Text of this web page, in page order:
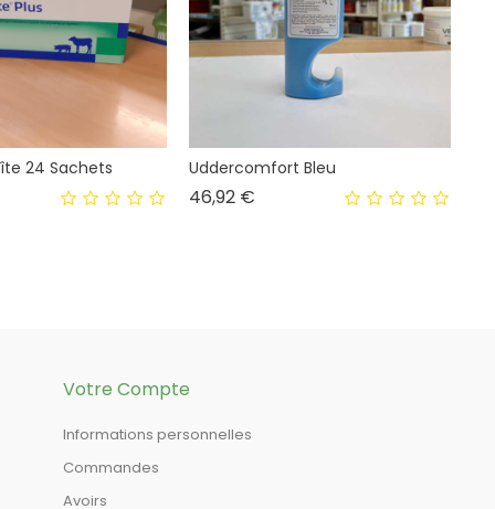
24 Sachets Uddercomfort Bleu
46,92 €
Votre Compte
Informations personnelles
Commandes
Avoirs